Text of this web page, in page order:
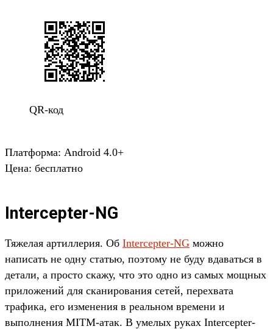
QR-код
Платформа: Android 4.0+
Цена: бесплатно
Intercepter-NG
Тяжелая артиллерия. Об Intercepter-NG можно
написать не одну статью, поэтому не буду вдаваться в
детали, а просто скажу, что это одно из самых мощных
приложений для сканирования сетей, перехвата
трафика, его изменения в реальном времени и
выполнения MITM-атак. В умелых руках Intercepter-